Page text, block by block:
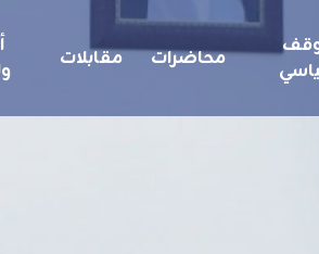
محاضرات مقابلات